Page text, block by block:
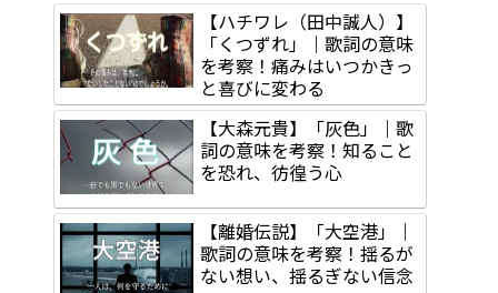
【ハチワレ（田中誠人）】
「くつずれ」｜歌詞の意味
を考察！痛みはいつかきっ
と喜びに変わる
【大森元貴】「灰色」｜歌
詞の意味を考察！知ること
を恐れ、彷徨う心
【離婚伝説】「大空港」｜
歌詞の意味を考察！揺るが
ない想い、揺るぎない信念